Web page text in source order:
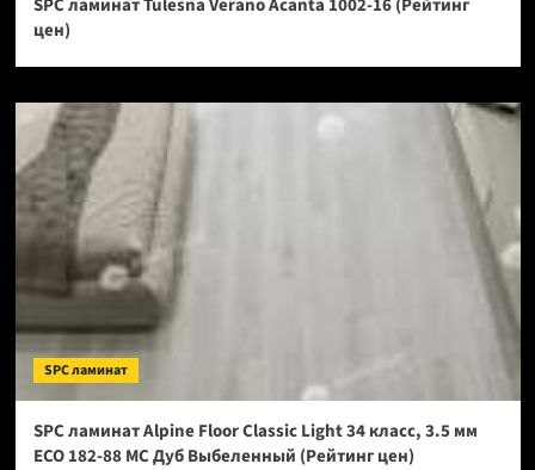
SPC ламинат Tulesna Verano Acanta 1002-16 (Рейтинг
цен)
SPC ламинат
SPC ламинат Alpine Floor Classic Light 34 класс, 3.5 мм
ECO 182-88 МС Дуб Выбеленный (Рейтинг цен)